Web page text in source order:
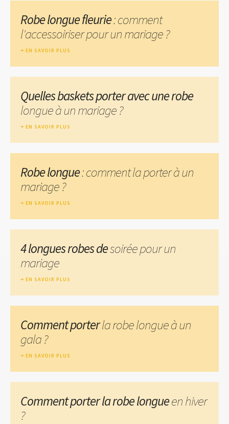
Robe longue fleurie: comment
l'accessoiriser pour un mariage ?
EN SAVOIR PLUS
Quelles baskets porter avec une robe
longue à un mariage ?
EN SAVOIR PLUS
Robe longue: comment la porter à un
mariage ?
EN SAVOIR PLUS
4 longues robes desoirée pour un
mariage
EN SAVOIR PLUS
Comment porterla robe longue à un
gala ?
EN SAVOIR PLUS
Comment porter la robe longueen hiver
?